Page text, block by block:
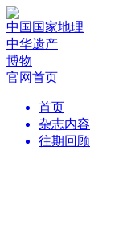
中国国家地理
中华遗产
博物
官网首页
首页
杂志内容
往期回顾